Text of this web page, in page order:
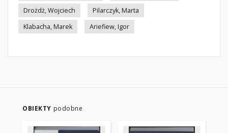
Drożdż, Wojciech
Pilarczyk, Marta
Klabacha, Marek
Ariefiew, Igor
OBIEKTY podobne